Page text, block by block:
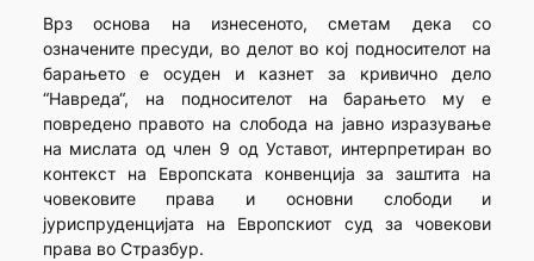
Врз основа на изнесеното, сметам дека со
означените пресуди, во делот во кој подносителот на
барањето е осуден и казнет за кривично дело
“Навреда“, на подносителот на барањето му е
повредено правото на слобода на јавно изразување
на мислата од член 9 од Уставот, интерпретиран во
контекст на Европската конвенција за заштита на
човековите права и основни слободи и
јуриспруденцијата на Европскиот суд за човекови
права во Стразбур.